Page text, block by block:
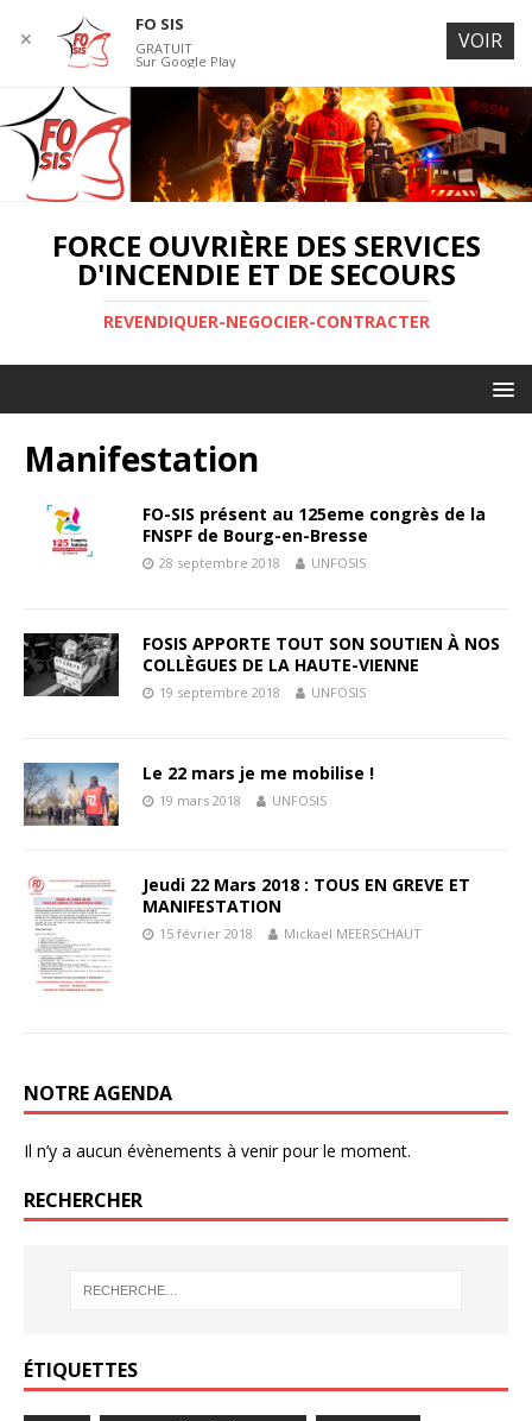
FORCE OUVRIÈRE DES SERVICES
D'INCENDIE ET DE SECOURS
REVENDIQUER-NEGOCIER-CONTRACTER
Manifestation
FO-SIS présent au 125eme congrès de la
FNSPF de Bourg-en-Bresse
28 septembre 2018 UNFOSIS
FOSIS APPORTE TOUT SON SOUTIEN À NOS
COLLÈGUES DE LA HAUTE-VIENNE
19 septembre 2018 UNFOSIS
Le 22 mars je me mobilise !
19 mars 2018 UNFOSIS
Jeudi 22 Mars 2018 : TOUS EN GREVE ET
MANIFESTATION
15 février 2018 Mickael MEERSCHAUT
NOTRE AGENDA
Il n’y a aucun évènements à venir pour le moment.
RECHERCHER
ÉTIQUETTES
✕
FO SIS
GRATUIT
Sur Google Play
VOIR